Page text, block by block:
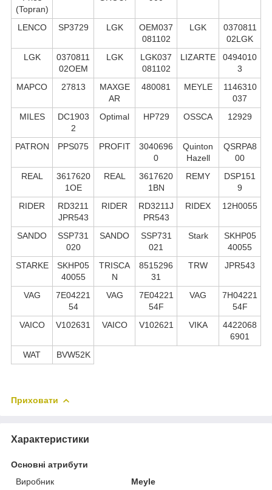
(Topran)
LENCO SP3729 LGK
OEM037
081102
LGK
0370811
02LGK
LGK
0370811
02OEM
LGK
LGK037
081102
LIZARTE
0494010
3
MAPCO
27813
MAXGE
AR
480081 MEYLE
1146310
037
MILES
DC1903
2
Optimal HP729 OSSCA 12929
PATRON PPS075 PROFIT
3040696
0
Quinton
Hazell
QSRPA8
00
REAL
3617620
1OE
REAL
3617620
1BN
REMY
DSP151
9
RIDER
RD3211
JPR543
RIDER
RD3211J
PR543
RIDEX 12H0055
SANDO
SSP731
020
SANDO
SSP731
021
Stark
SKHP05
40055
STARKE
SKHP05
40055
TRISCA
N
8515296
31
TRW JPR543
VAG
7E04221
54
VAG
7E04221
54F
VAG
7H04221
54F
VAICO
V102631 VAICO V102621 VIKA
4422068
6901
WAT
BVW52K
Приховати
Характеристики
Основні атрибути
Виробник
Meyle